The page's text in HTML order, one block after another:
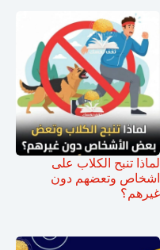
لماذا تنبح الكلاب على
اشخاص وتعضهم دون
غيرهم؟